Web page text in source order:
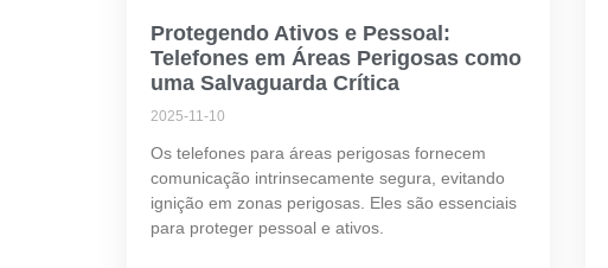
Protegendo Ativos e Pessoal:
Telefones em Áreas Perigosas como
uma Salvaguarda Crítica
2025-11-10
Os telefones para áreas perigosas fornecem
comunicação intrinsecamente segura, evitando
ignição em zonas perigosas. Eles são essenciais
para proteger pessoal e ativos.